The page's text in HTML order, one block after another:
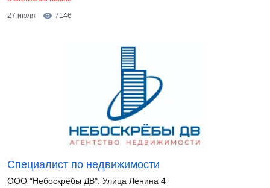
27 июля
7146
Специалист по недвижимости
ООО "Небоскрёбы ДВ". Улица Ленина 4